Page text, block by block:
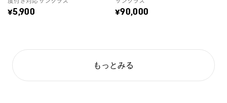
¥5,900 ¥90,000
もっとみる